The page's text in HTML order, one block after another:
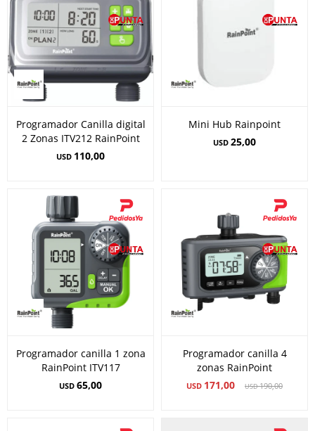
Programador Canilla digital
2 Zonas ITV212 RainPoint
USD 110,00
Mini Hub Rainpoint
USD 25,00
Programador canilla 1 zona
RainPoint ITV117
USD 65,00
Programador canilla 4
zonas RainPoint
USD 171,00 USD190,00